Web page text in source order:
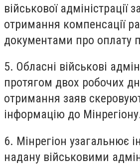
військової адміністрації
отримання компенсації
документами про оплату
5. Обласні військові
протягом двох робочих
отримання заяв
інформацію до
6. Мінрегіон узагальнює
надану військовими